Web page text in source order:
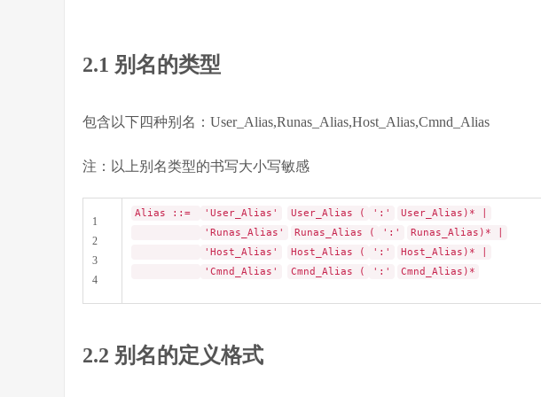
2.1 别名的类型
包含以下四种别名：User_Alias,Runas_Alias,Host_Alias,Cmnd_Alias
注：以上别名类型的书写大小写敏感
1
2
3
4
Alias ::= 'User_Alias' User_Alias ( ':'
User_Alias)* |
'Runas_Alias'
Runas_Alias ( ':'
Runas_Alias)* |
'Host_Alias'
Host_Alias ( ':'
Host_Alias)* |
'Cmnd_Alias'
Cmnd_Alias ( ':' Cmnd_Alias)*
2.2 别名的定义格式